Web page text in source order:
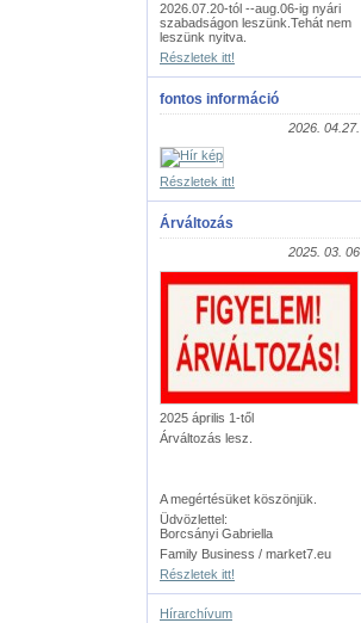
2026.07.20-tól --aug.06-ig nyári
szabadságon leszünk.Tehát nem
leszünk nyitva.
Részletek itt!
fontos információ
2026. 04.27.
Részletek itt!
Árváltozás
2025. 03. 06
2025 április 1-től
Árváltozás lesz.
A megértésüket köszönjük.
Üdvözlettel:
Borcsányi Gabriella
Family Business / market7.eu
Részletek itt!
Hírarchívum